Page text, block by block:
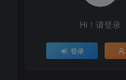
Hi！请登录
登录